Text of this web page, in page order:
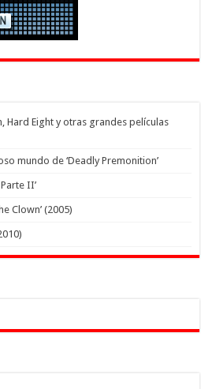
Hard Eight y otras grandes películas
mundo de ‘Deadly Premonition’
II’
Clown’ (2005)